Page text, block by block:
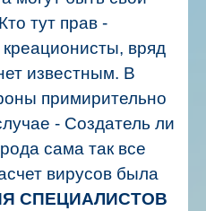
Кто тут прав -
вряд
известным. В
примирительно
- Создатель ли
сама так все
вирусов была
СПЕЦИАЛИСТОВ